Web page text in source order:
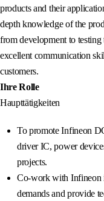
products and their
depth knowledge of the
from development to testing
excellent communication
customers.
Ihre Rolle
Haupttätigkeiten
To promote Infineon
driver IC, power
projects.
Co-work with Infineon
demands and provide